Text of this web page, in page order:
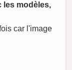
les modèles,
car l'image